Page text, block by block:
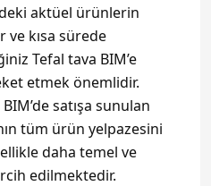
aktüel ürünlerin
ve kısa sürede
Tefal tava BIM’e
etmek önemlidir.
BIM’de satışa sunulan
tüm ürün yelpazesini
daha temel ve
edilmektedir.